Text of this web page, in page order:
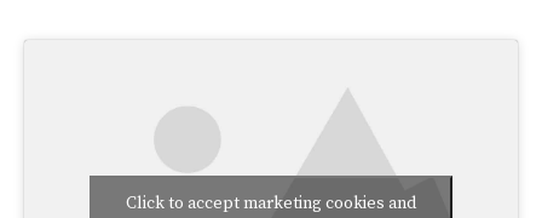
Click to accept marketing cookies and